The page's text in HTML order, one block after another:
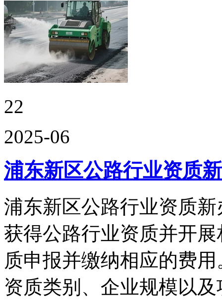
22
2025-06
浦东新区公路行业资质
浦东新区公路行业资质
获得公路行业资质并开
质申报并缴纳相应的费
资质类别、企业规模以